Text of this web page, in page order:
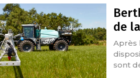
de
Après
sont